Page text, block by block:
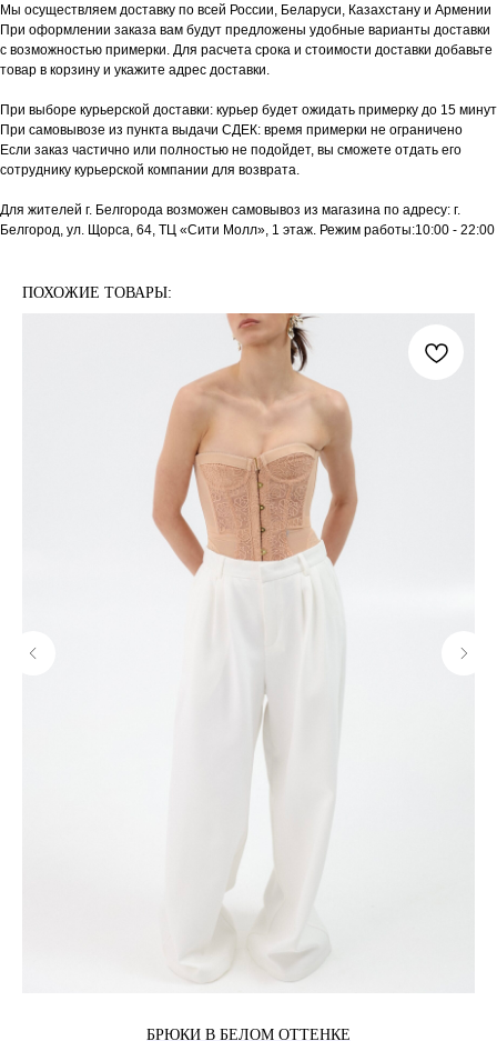
Мы осуществляем доставку по всей России, Беларуси, Казахстану и Армении
При оформлении заказа вам будут предложены удобные варианты доставки
с возможностью примерки. Для расчета срока и стоимости доставки добавьте
товар в корзину и укажите адрес доставки.
При выборе курьерской доставки: курьер будет ожидать примерку до 15 минут
При самовывозе из пункта выдачи СДЕК: время примерки не ограничено
Если заказ частично или полностью не подойдет, вы сможете отдать его
сотруднику курьерской компании для возврата.
Для жителей г. Белгорода возможен самовывоз из магазина по адресу: г.
Белгород, ул. Щорса, 64, ТЦ «Сити Молл», 1 этаж. Режим работы:10:00 - 22:00
ПОХОЖИЕ ТОВАРЫ:
БРЮКИ В БЕЛОМ ОТТЕНКЕ